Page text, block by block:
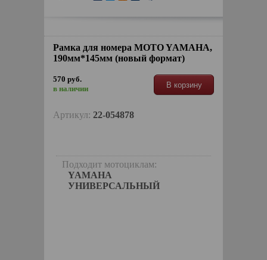
Рамка для номера MOTO YAMAHA,
190мм*145мм (новый формат)
570 руб.
в наличии
В корзину
Артикул: 22-054878
Подходит мотоциклам:
YAMAHA
УНИВЕРСАЛЬНЫЙ